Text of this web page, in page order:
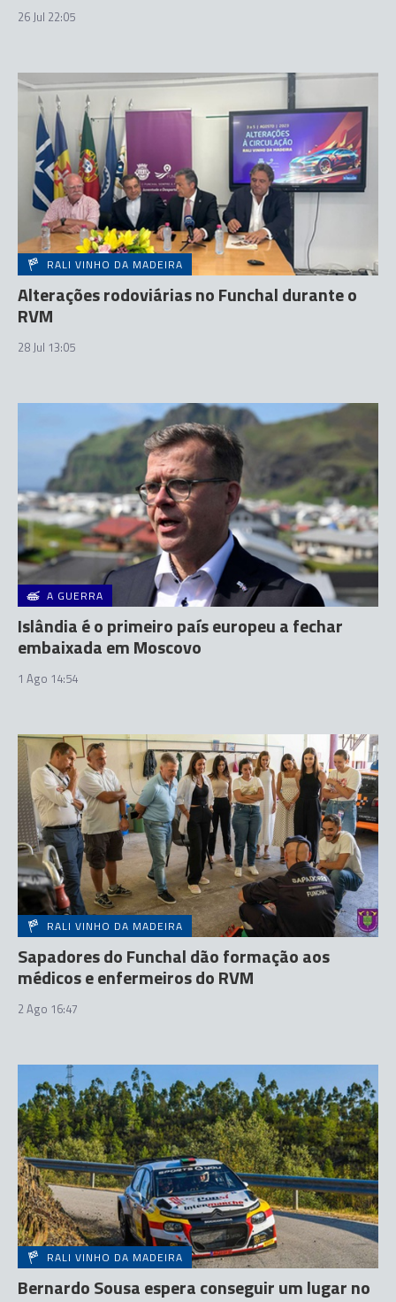
26 Jul 22:05
RALI VINHO DA MADEIRA
Alterações rodoviárias no Funchal durante o
RVM
28 Jul 13:05
A GUERRA
Islândia é o primeiro país europeu a fechar
embaixada em Moscovo
1 Ago 14:54
RALI VINHO DA MADEIRA
Sapadores do Funchal dão formação aos
médicos e enfermeiros do RVM
2 Ago 16:47
RALI VINHO DA MADEIRA
Bernardo Sousa espera conseguir um lugar no